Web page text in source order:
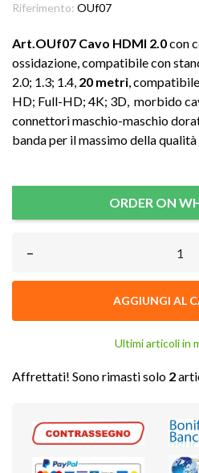
Riferimento: OUf07
Art.OUf07 Cavo HDMI 2.0con
ossidazione, compatibile con
2.0; 1.3; 1.4, 20 metri,
HD; Full-HD; 4K; 3D, morbido
connettori maschio-maschio
banda per il massimo della
ORDER ON
–
AGGIUNGI AL
Ultimi articoli in
Affrettati! Sono rimasti solo 2